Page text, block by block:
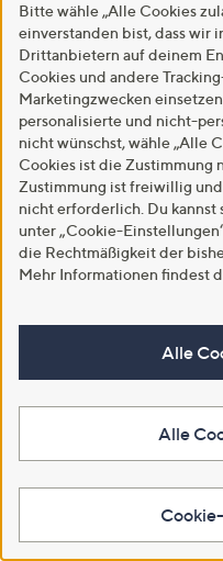
3.5
von
5
(2)2
In den Warenkorb
von
5
Bitte wähle „Alle Cookies
einverstanden bist, dass wir
Drittanbietern auf deinem
Cookies und andere
Marketingzwecken
personalisierte und nicht-
nicht wünschst, wähle „Alle
Cookies ist die Zustimmung
Zustimmung ist freiwillig
nicht erforderlich. Du
unter „Cookie-
die Rechtmäßigkeit der
Mehr Informationen findest
Alle
Alle